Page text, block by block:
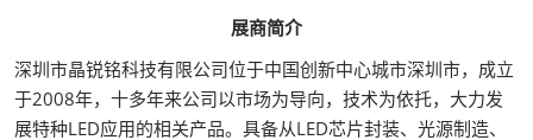
展商简介
深圳市晶锐铭科技有限公司位于中国创新中心城市深圳市，成立
于2008年，十多年来公司以市场为导向，技术为依托，大力发
展特种LED应用的相关产品。具备从LED芯片封装、光源制造、